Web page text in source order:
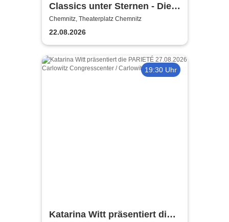
Classics unter Sternen - Die
FILM-Edition
Chemnitz, Theaterplatz Chemnitz
22.08.2026
19:30 Uhr
Katarina Witt präsentiert die